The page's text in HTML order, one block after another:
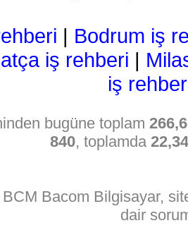
| Bodrum iş
iş rehberi |
iş
bugüne toplam
840, toplamda
Bacom Bilgisayar,
dair